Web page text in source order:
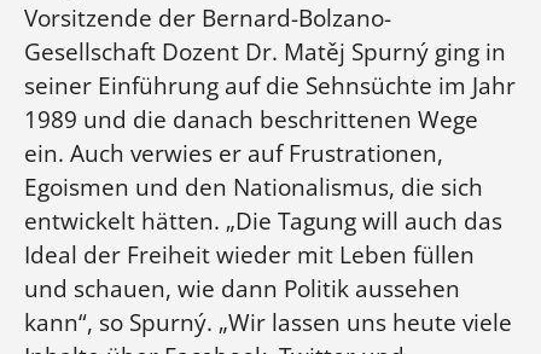
Vorsitzende der Bernard-Bolzano-
Gesellschaft Dozent Dr. Matěj Spurný ging in
seiner Einführung auf die Sehnsüchte im Jahr
1989 und die danach beschrittenen Wege
ein. Auch verwies er auf Frustrationen,
Egoismen und den Nationalismus, die sich
entwickelt hätten. „Die Tagung will auch das
Ideal der Freiheit wieder mit Leben füllen
und schauen, wie dann Politik aussehen
kann“, so Spurný. „Wir lassen uns heute viele